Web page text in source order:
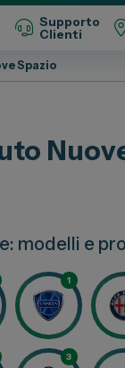
Supporto
Clienti
Spazio
modelli e
1
3